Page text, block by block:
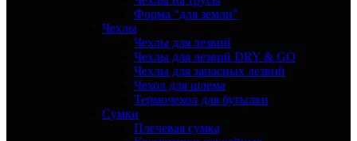
Форма “для земли”
Чехлы
Чехлы для лезвий
Чехлы для лезвий DRY & GO
Чехлы для запасных лезвий
Чехол для шлема
Термочехол для бутылки
Сумки
Плечевая сумка